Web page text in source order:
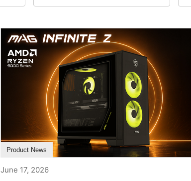
Product News
June 17, 2026